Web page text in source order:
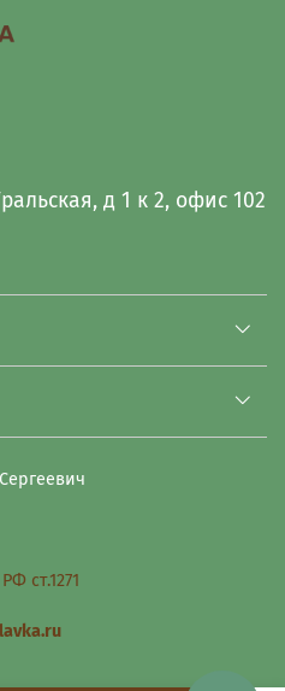
д 1 к 2, офис 102
ст.1271